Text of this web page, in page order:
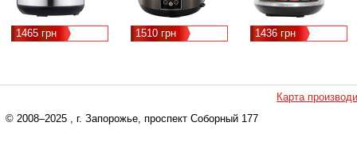
1465 грн 1510 грн 1436 грн
Карта
© 2008–2025 , г. Запорожье, проспект Соборный 177